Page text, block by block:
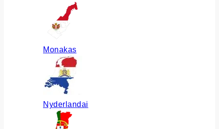
Monakas
Nyderlandai